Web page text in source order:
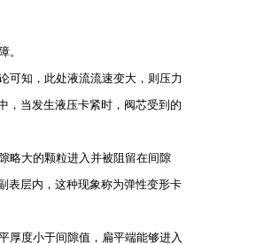
。
可知，此处液流流速变大，则压力
，当发生液压卡紧时，阀芯受到的
略大的颗粒进入并被阻留在间隙
表层内，这种现象称为弹性变形卡
厚度小于间隙值，扁平端能够进入